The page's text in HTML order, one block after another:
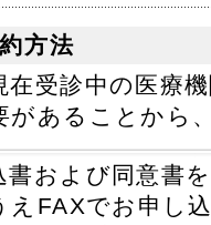
方法
在受診中の医療
があることから
書および同意書
えFAXでお申し